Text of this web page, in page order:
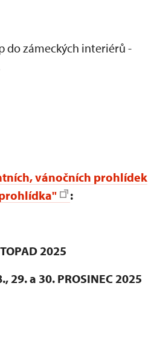
do zámeckých interiérů -
vánočních prohlídek
:
2025
29. a 30. PROSINEC 2025